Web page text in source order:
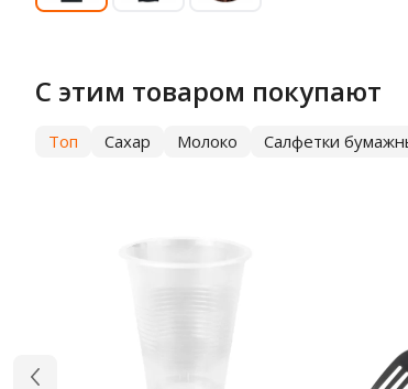
С этим товаром покупают
Топ Сахар Молоко Салфетки